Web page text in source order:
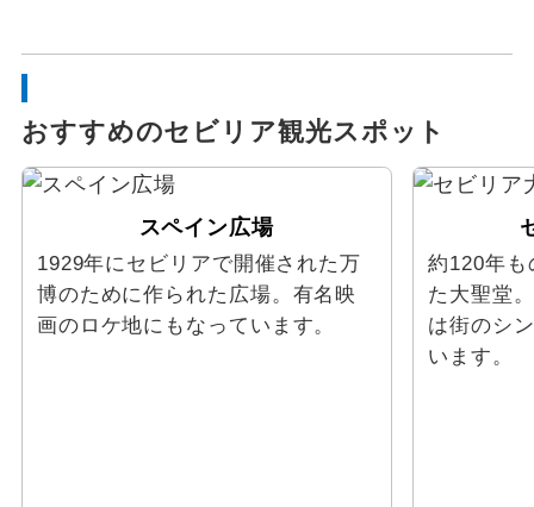
おすすめのセビリア観光スポット
スペイン広場
1929年にセビリアで開催された万
博のために作られた広場。有名映
画のロケ地にもなっています。
約120年も
た大聖堂
は街のシ
います。